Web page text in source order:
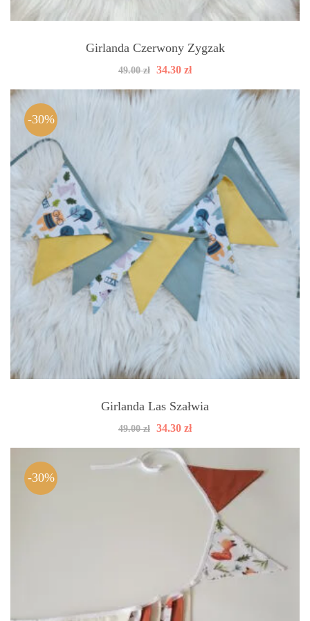
Girlanda Czerwony Zygzak
49.00zł Pierwotna
wynosiła:
34.30 złAktualna
wynosi:
-30%
Girlanda Las Szałwia
49.00zł Pierwotna
wynosiła:
49.00 zł.
34.30 złAktualna
wynosi:
-30%